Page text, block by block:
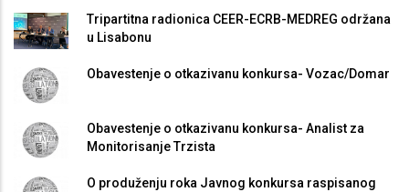
Tripartitna radionica CEER-ECRB-MEDREG održana
u Lisabonu
Obavestenje o otkazivanu konkursa- Vozac/Domar
Obavestenje o otkazivanu konkursa- Analist za
Monitorisanje Trzista
O produženju roka Javnog konkursa raspisanog